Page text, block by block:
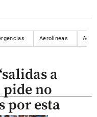
Aerolíneas
a
pide no
por esta